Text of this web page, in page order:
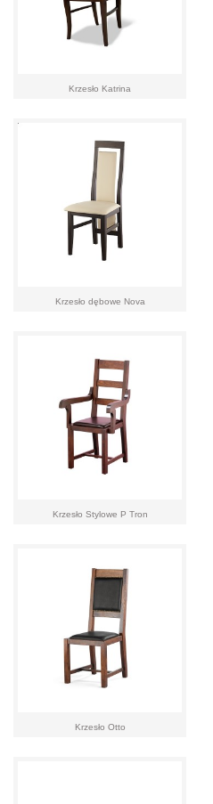
Krzesło Katrina
Krzesło dębowe Nova
Krzesło Stylowe P Tron
Krzesło Otto